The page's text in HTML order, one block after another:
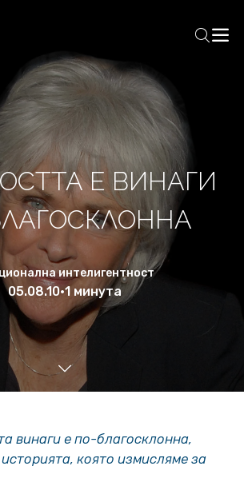
Е ВИНАГИ
интелигентност
05.08.10•1 минута
винаги е по-благосклонна,
която измисляме за